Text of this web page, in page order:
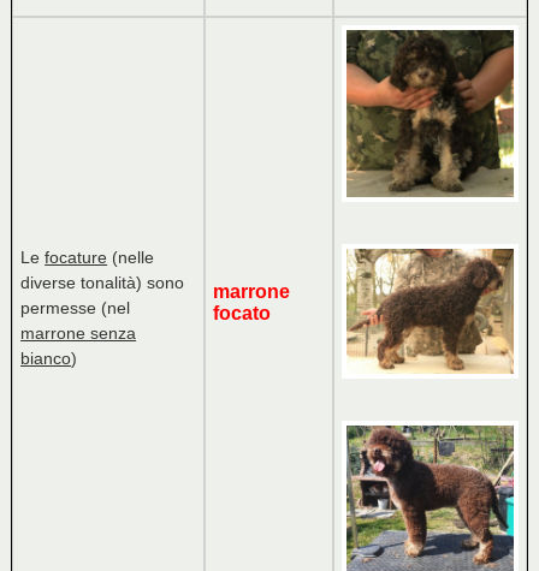
Lefocature (nelle
diverse tonalità) sono
permesse (nel
marrone senza
bianco)
marrone
focato